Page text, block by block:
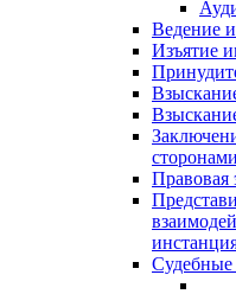
Ведение
Изъятие
сторонами
Правовая
Судебные